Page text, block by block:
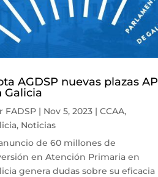
AGDSP nuevas plazas AP
Galicia
FADSP| Nov 5, 2023| CCAA,
, Noticias
de 60 millones de
en Atención Primaria en
genera dudas sobre su eficacia